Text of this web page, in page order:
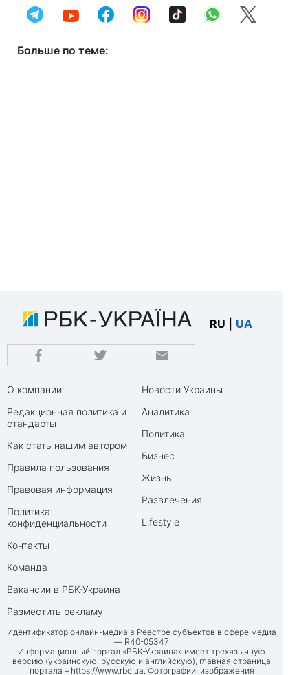
Больше по теме:
RU UA
О компании
Редакционная политика и
стандарты
Как стать нашим автором
Правила пользования
Правовая информация
Политика
конфиденциальности
Контакты
Команда
Вакансии в РБК-Украина
Разместить рекламу
Новости Украины
Аналитика
Политика
Бизнес
Жизнь
Развлечения
Lifestyle
Идентификатор онлайн-медиа в Реестре субъектов в сфере медиа
— R40-05347
Информационный портал «РБК-Украина» имеет трехязычную
версию (украинскую, русскую и английскую), главная страница
портала – https://www.rbc.ua. Фотографии, изображения